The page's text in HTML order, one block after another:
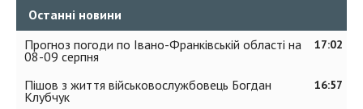
Останні новини
17:02
Прогноз погоди по Івано-Франківській області на
08-09 серпня
16:57
Пішов з життя військовослужбовець Богдан
Клубчук